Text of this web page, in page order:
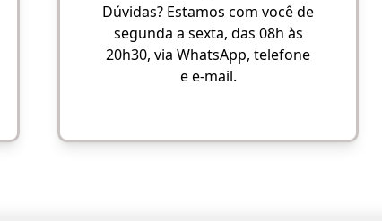
Dúvidas? Estamos com você de
segunda a sexta, das 08h às
20h30, via WhatsApp, telefone
e e-mail.